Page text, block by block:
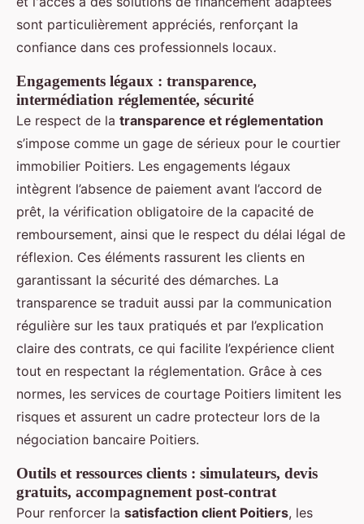
sont particulièrement appréciés, renforçant la
confiance dans ces professionnels locaux.
Engagements légaux : transparence,
intermédiation réglementée, sécurité
Le respect de la transparence et réglementation
s’impose comme un gage de sérieux pour le courtier
immobilier Poitiers. Les engagements légaux
intègrent l’absence de paiement avant l’accord de
prêt, la vérification obligatoire de la capacité de
remboursement, ainsi que le respect du délai légal de
réflexion. Ces éléments rassurent les clients en
garantissant la sécurité des démarches. La
transparence se traduit aussi par la communication
régulière sur les taux pratiqués et par l’explication
claire des contrats, ce qui facilite l’expérience client
tout en respectant la réglementation. Grâce à ces
normes, les services de courtage Poitiers limitent les
risques et assurent un cadre protecteur lors de la
négociation bancaire Poitiers.
Outils et ressources clients : simulateurs, devis
gratuits, accompagnement post-contrat
Pour renforcer la satisfaction client Poitiers, les